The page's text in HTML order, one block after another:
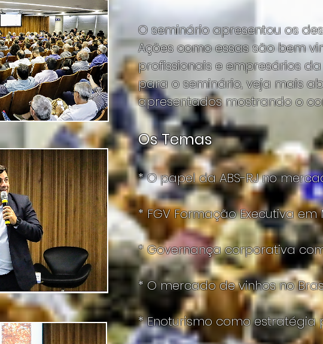
O seminário apresentou os
Ações como essas são bem
profissionais e empresários
para o seminário, veja mais
apresentados mostrando o
Os Temas
* O papel da ABS-RJ no
* FGV Formação Executiva
* Governança corporativa
* O mercado de vinhos no
* Enoturismo como